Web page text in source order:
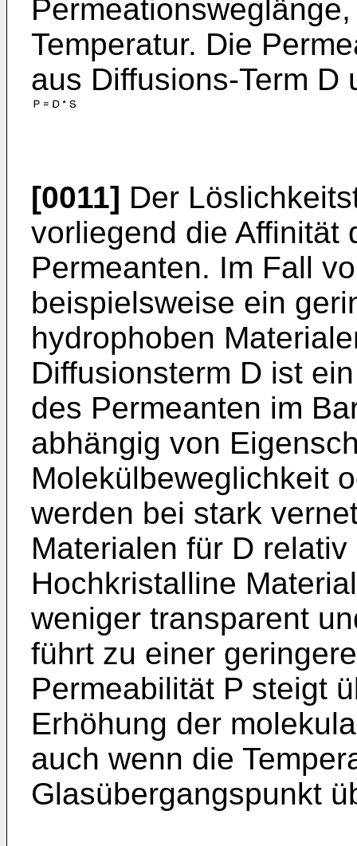
Temperatur. Die
aus Diffusions-Term D
[0011] Der
vorliegend die Affinität
Permeanten. Im Fall
beispielsweise ein
hydrophoben
Diffusionsterm D ist
des Permeanten im
abhängig von
Molekülbeweglichkeit
werden bei stark
Materialen für D
Hochkristalline
weniger transparent
führt zu einer
Permeabilität P steigt
Erhöhung der
auch wenn die
Glasübergangspunkt